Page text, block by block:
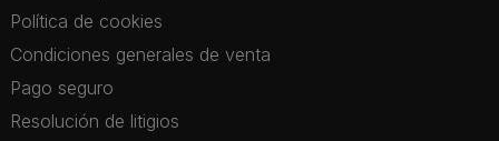
Política de cookies
Condiciones generales de venta
Pago seguro
Resolución de litigios